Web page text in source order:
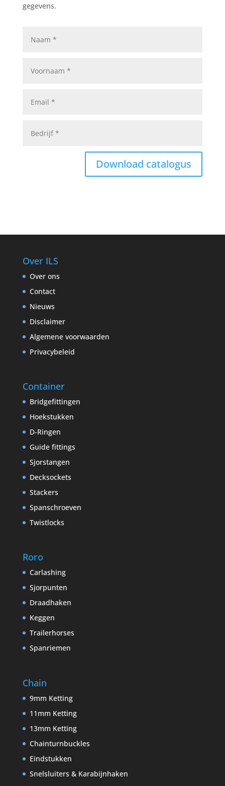
gegevens.
Download catalogus
Over ILS
Over ons
Contact
Nieuws
Disclaimer
Algemene voorwaarden
Privacybeleid
Container
Bridgefittingen
Hoekstukken
D-Ringen
Guide fittings
Sjorstangen
Decksockets
Stackers
Spanschroeven
Twistlocks
Roro
Carlashing
Sjorpunten
Draadhaken
Keggen
Trailerhorses
Spanriemen
Chain
9mm Ketting
11mm Ketting
13mm Ketting
Chainturnbuckles
Eindstukken
Snelsluiters & Karabijnhaken